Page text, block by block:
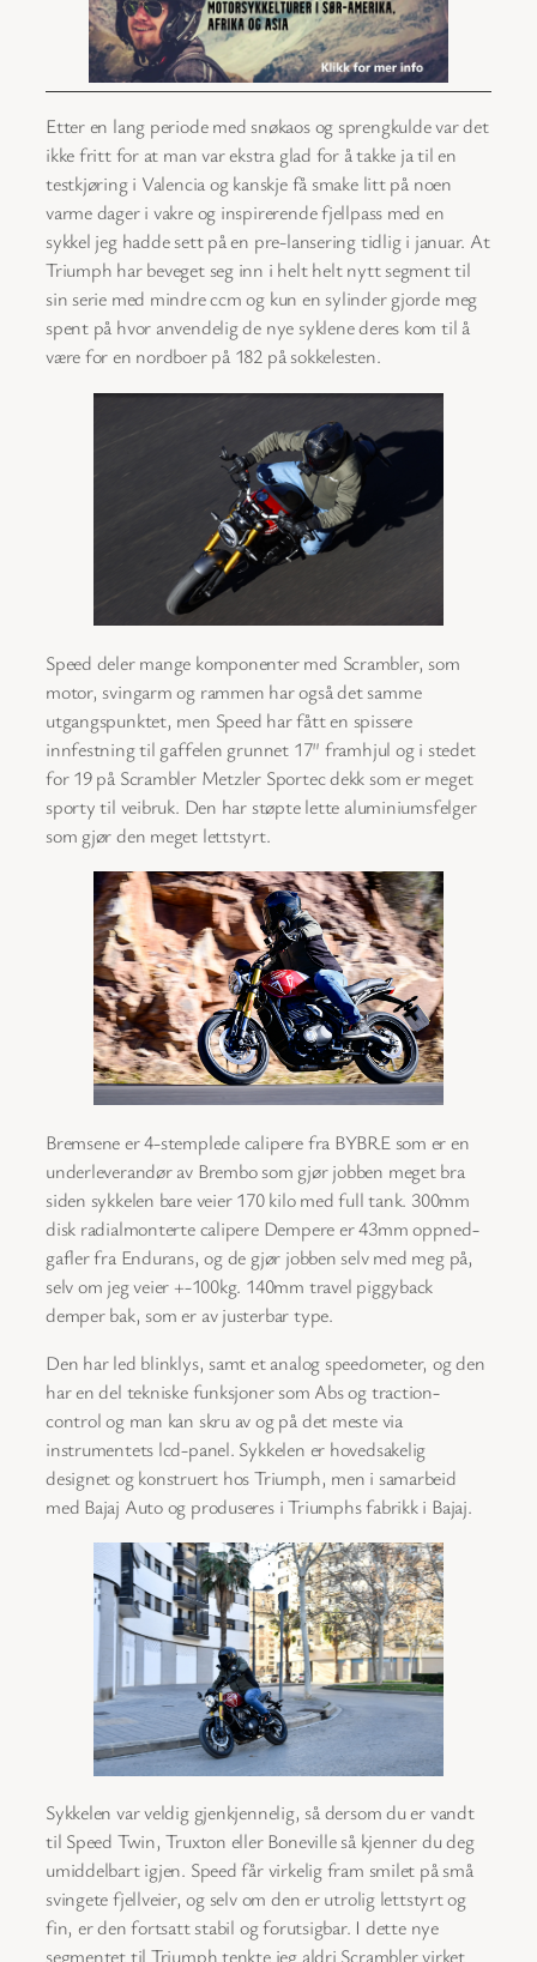
Etter en lang periode med snøkaos og sprengkulde var det
ikke fritt for at man var ekstra glad for å takke ja til en
testkjøring i Valencia og kanskje få smake litt på noen
varme dager i vakre og inspirerende fjellpass med en
sykkel jeg hadde sett på en pre-lansering tidlig i januar. At
Triumph har beveget seg inn i helt helt nytt segment til
sin serie med mindre ccm og kun en sylinder gjorde meg
spent på hvor anvendelig de nye syklene deres kom til å
være for en nordboer på 182 på sokkelesten.
Speed deler mange komponenter med Scrambler, som
motor, svingarm og rammen har også det samme
utgangspunktet, men Speed har fått en spissere
innfestning til gaffelen grunnet 17″ framhjul og i stedet
for 19 på Scrambler Metzler Sportec dekk som er meget
sporty til veibruk. Den har støpte lette aluminiumsfelger
som gjør den meget lettstyrt.
Bremsene er 4-stemplede calipere fra BYBRE som er en
underleverandør av Brembo som gjør jobben meget bra
siden sykkelen bare veier 170 kilo med full tank. 300mm
disk radialmonterte calipere Dempere er 43mm oppned-
gafler fra Endurans, og de gjør jobben selv med meg på,
selv om jeg veier +-100kg. 140mm travel piggyback
demper bak, som er av justerbar type.
Den har led blinklys, samt et analog speedometer, og den
har en del tekniske funksjoner som Abs og traction-
control og man kan skru av og på det meste via
instrumentets lcd-panel. Sykkelen er hovedsakelig
designet og konstruert hos Triumph, men i samarbeid
med Bajaj Auto og produseres i Triumphs fabrikk i Bajaj.
Sykkelen var veldig gjenkjennelig, så dersom du er vandt
til Speed Twin, Truxton eller Boneville så kjenner du deg
umiddelbart igjen. Speed får virkelig fram smilet på små
svingete fjellveier, og selv om den er utrolig lettstyrt og
fin, er den fortsatt stabil og forutsigbar. I dette nye
segmentet til Triumph tenkte jeg aldri Scrambler virket